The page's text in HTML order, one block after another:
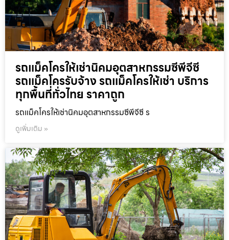
รถแม็คโครให้เช่านิคมอุตสาหกรรมซีพีจีซี
รถแม็คโครรับจ้าง รถแม็คโครให้เช่า บริการ
ทุกพื้นที่ทั่วไทย ราคาถูก
รถแม็คโครให้เช่านิคมอุตสาหกรรมซีพีจีซี ร
ดูเพิ่มเติม »